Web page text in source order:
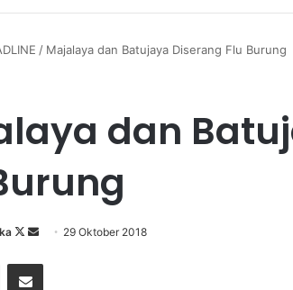
/ Majalaya dan Batujaya Diserang Flu Burung
dan
Follow
X
Send 29 Oktober 2018
Share via Email